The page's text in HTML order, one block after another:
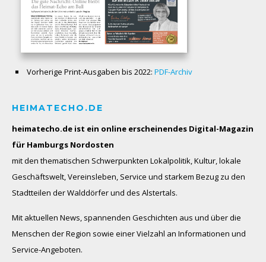
Vorherige Print-Ausgaben bis 2022: PDF-Archiv
HEIMATECHO.DE
heimatecho.de ist ein online erscheinendes Digital-Magazin
für Hamburgs Nordosten
mit den thematischen Schwerpunkten Lokalpolitik, Kultur, lokale
Geschäftswelt, Vereinsleben, Service und starkem Bezug zu den
Stadtteilen der Walddörfer und des Alstertals.
Mit aktuellen News, spannenden Geschichten aus und über die
Menschen der Region sowie einer Vielzahl an Informationen und
Service-Angeboten.